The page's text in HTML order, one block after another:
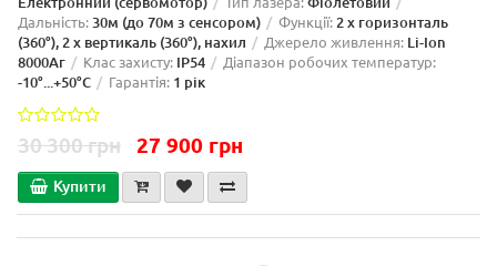
Дальність: 30м (до 70м з сенсором) Функції: 2 x горизонталь
(360°), 2 x вертикаль (360°), нахил
Джерело живлення: Li-Ion
8000Aг
Клас захисту: IP54 Діапазон робочих температур:
-10°...+50°C Гарантія: 1 рік
30 300 грн 27 900 грн
Купити